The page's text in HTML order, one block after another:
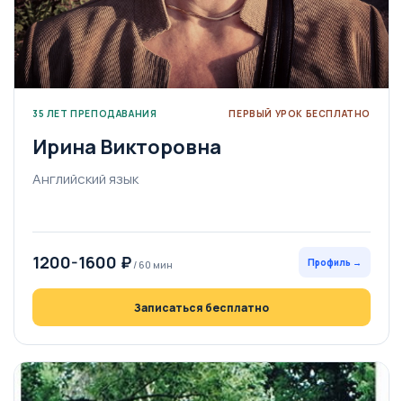
35 ЛЕТ ПРЕПОДАВАНИЯ ПЕРВЫЙ УРОК БЕСПЛАТНО
Ирина Викторовна
Английский язык
1200-1600 ₽/ 60 мин Профиль →
Записаться бесплатно